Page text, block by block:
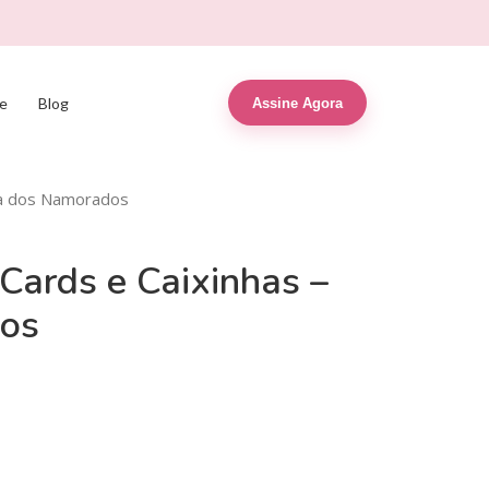
Blog Assine Agora
dos Namorados
e Caixinhas –